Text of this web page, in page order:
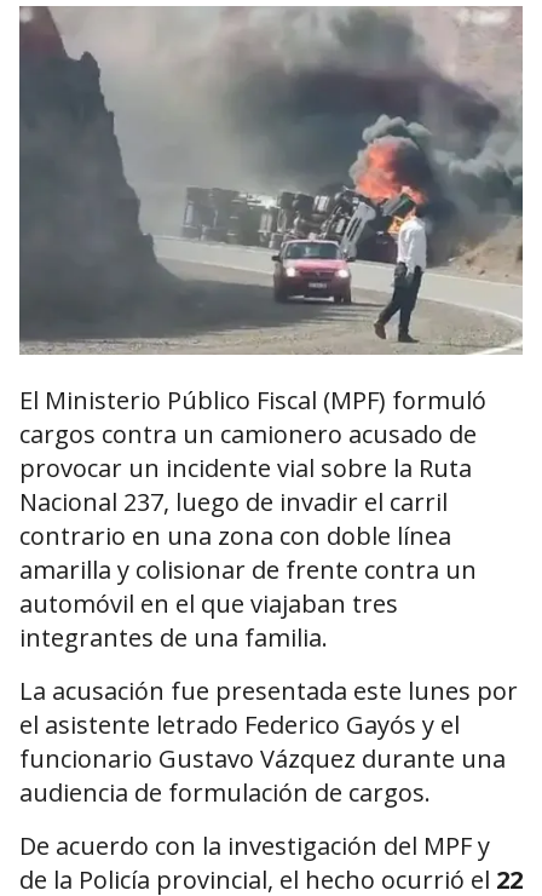
El Ministerio Público Fiscal (MPF) formuló
cargos contra un camionero acusado de
provocar un incidente vial sobre la Ruta
Nacional 237, luego de invadir el carril
contrario en una zona con doble línea
amarilla y colisionar de frente contra un
automóvil en el que viajaban tres
integrantes de una familia.
La acusación fue presentada este lunes por
el asistente letrado Federico Gayós y el
funcionario Gustavo Vázquez durante una
audiencia de formulación de cargos.
De acuerdo con la investigación del MPF y
de la Policía provincial, el hecho ocurrió el 22